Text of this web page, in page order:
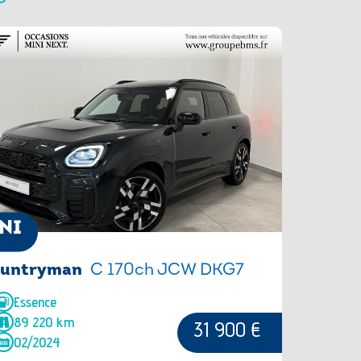
C 170ch JCW DKG7
Essence
89 220 km
02/2024
31 900 €